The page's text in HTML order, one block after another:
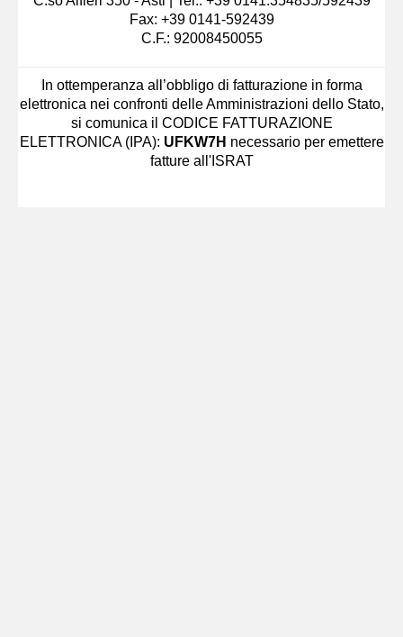
Fax: +39 0141-592439
C.F.: 92008450055
In ottemperanza all’obbligo di fatturazione in forma
elettronica nei confronti delle Amministrazioni dello Stato,
si comunica il CODICE FATTURAZIONE
ELETTRONICA (IPA): UFKW7H necessario per emettere
fatture all'ISRAT